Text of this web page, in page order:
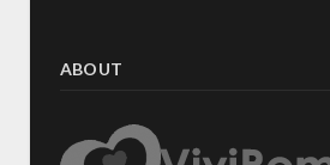
ABOUT